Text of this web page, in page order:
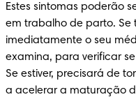
Estes sintomas poderão
em trabalho de parto. Se
imediatamente o seu
examina, para verificar
Se estiver, precisará de
a acelerar a maturação